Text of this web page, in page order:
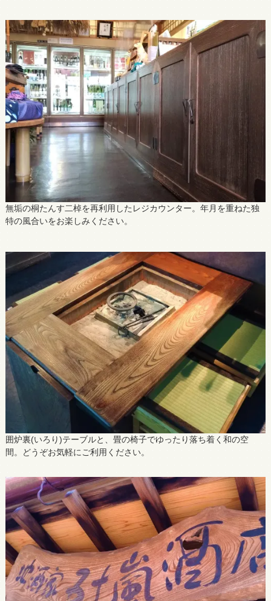
無垢の桐たんす二棹を再利用したレジカウンター。年月を重ねた独
特の風合いをお楽しみください。
囲炉裏(いろり)テーブルと、畳の椅子でゆったり落ち着く和の空
間。どうぞお気軽にご利用ください。